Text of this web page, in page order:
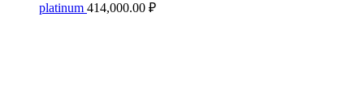
platinum 414,000.00 ₽